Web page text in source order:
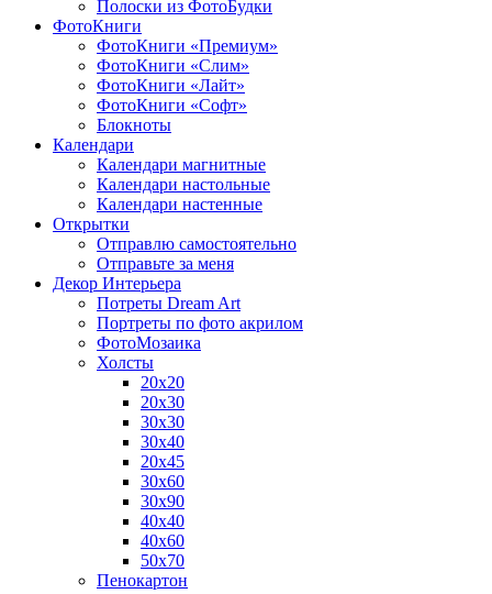
Полоски из ФотоБудки
ФотоКниги
ФотоКниги «Премиум»
ФотоКниги «Слим»
ФотоКниги «Лайт»
ФотоКниги «Софт»
Блокноты
Календари
Календари магнитные
Календари настольные
Календари настенные
Открытки
Отправлю самостоятельно
Отправьте за меня
Декор Интерьера
Потреты Dream Art
Портреты по фото акрилом
ФотоМозаика
Холсты
20х20
20х30
30х30
30х40
20х45
30х60
30х90
40х40
40х60
50х70
Пенокартон